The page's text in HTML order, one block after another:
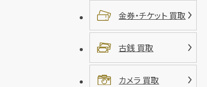
金券・チケット 買取
古銭 買取
カメラ 買取